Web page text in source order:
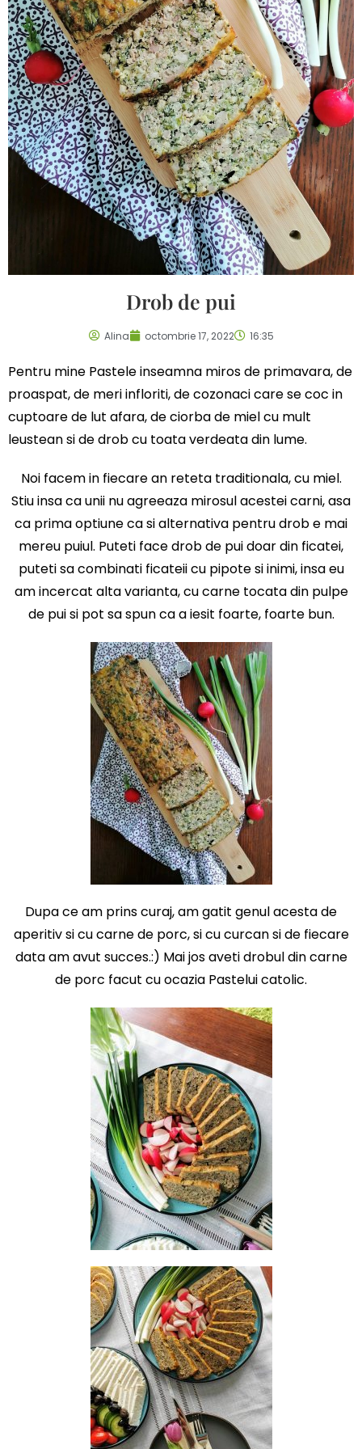
Drob de pui
Alina octombrie 17, 2022 16:35
Pentru mine Pastele inseamna miros de primavara, de
proaspat, de meri infloriti, de cozonaci care se coc in
cuptoare de lut afara, de ciorba de miel cu mult
leustean si de drob cu toata verdeata din lume.
Noi facem in fiecare an reteta traditionala, cu miel.
Stiu insa ca unii nu agreeaza mirosul acestei carni, asa
ca prima optiune ca si alternativa pentru drob e mai
mereu puiul. Puteti face drob de pui doar din ficatei,
puteti sa combinati ficateii cu pipote si inimi, insa eu
am incercat alta varianta, cu carne tocata din pulpe
de pui si pot sa spun ca a iesit foarte, foarte bun.
Dupa ce am prins curaj, am gatit genul acesta de
aperitiv si cu carne de porc, si cu curcan si de fiecare
data am avut succes.:) Mai jos aveti drobul din carne
de porc facut cu ocazia Pastelui catolic.